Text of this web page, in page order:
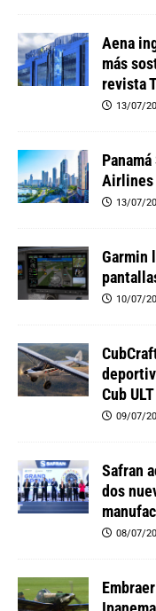
Aena
más
revista
13/07/
Airlines
13/07/
Garmin
10/07/
Cub ULT
09/07/
Safran
dos
08/07/